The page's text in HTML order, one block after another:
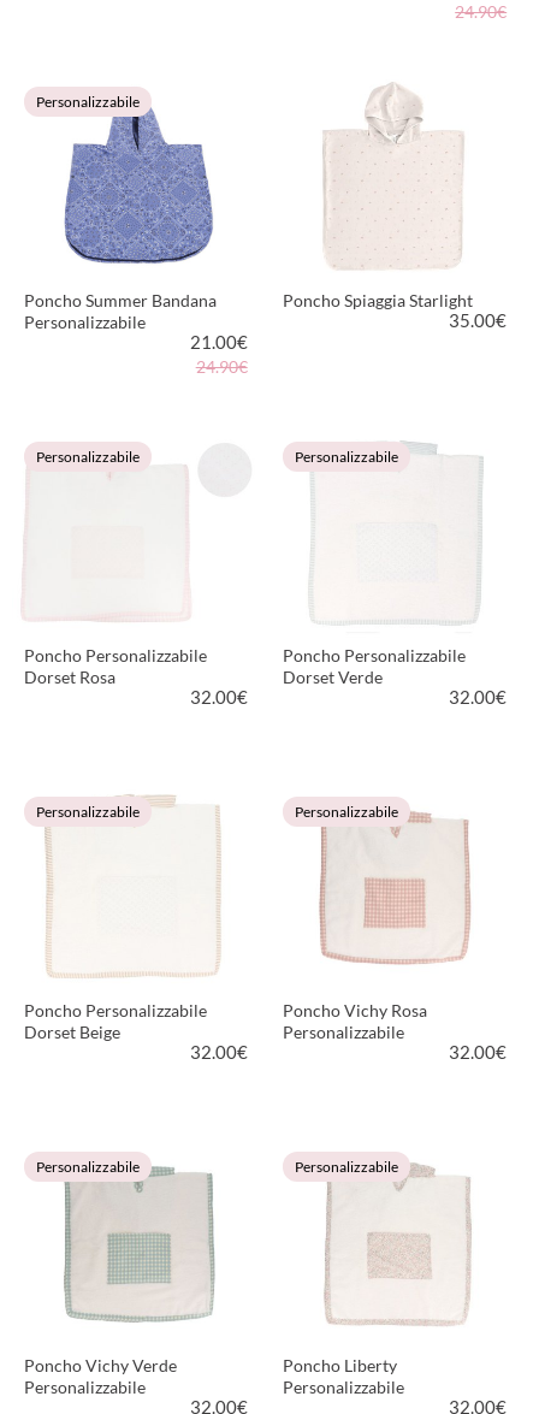
VEDI PRODOTTO
24.90€
VEDI PRODOTTO
Personalizzabile
Poncho Summer Bandana
Personalizzabile
21.00€
24.90€
VEDI PRODOTTO
Poncho Spiaggia Starlight
35.00€
VEDI PRODOTTO
Personalizzabile
Poncho Personalizzabile
Dorset Rosa
32.00€
VEDI PRODOTTO
Personalizzabile
Poncho Personalizzabile
Dorset Verde
32.00€
VEDI PRODOTTO
Personalizzabile
Poncho Personalizzabile
Dorset Beige
32.00€
VEDI PRODOTTO
Personalizzabile
Poncho Vichy Rosa
Personalizzabile
32.00€
VEDI PRODOTTO
Personalizzabile
Poncho Vichy Verde
Personalizzabile
32.00€
Personalizzabile
Poncho Liberty
Personalizzabile
32.00€